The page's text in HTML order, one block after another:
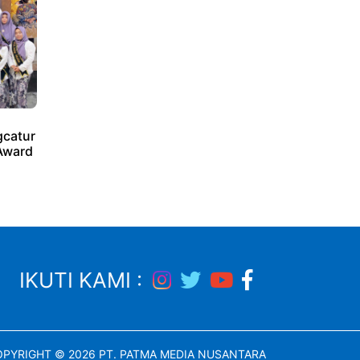
IKUTI KAMI :
© 2026 PT. PATMA MEDIA NUSANTARA